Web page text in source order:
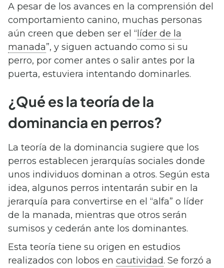
A pesar de los avances en la comprensión del
comportamiento canino, muchas personas
aún creen que deben ser el “ líder de la
manada”, y siguen actuando como si su
perro, por comer antes o salir antes por la
puerta, estuviera intentando dominarles.
¿Qué es la teoría de la
dominancia en perros?
La teoría de la dominancia sugiere que los
perros establecen jerarquías sociales donde
unos individuos dominan a otros. Según esta
idea, algunos perros intentarán subir en la
jerarquía para convertirse en el “alfa” o líder
de la manada, mientras que otros serán
sumisos y cederán ante los dominantes.
Esta teoría tiene su origen en estudios
realizados con lobos en cautividad. Se forzó a